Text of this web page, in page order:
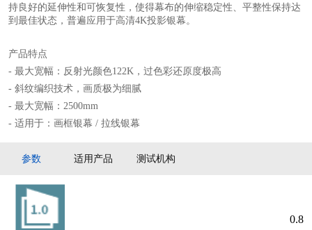
持良好的延伸性和可恢复性，使得幕布的伸缩稳定性、平整性保持达
到最佳状态，普遍应用于高清4K投影银幕。
产品特点
- 最大宽幅：反射光颜色122K，过色彩还原度极高
- 斜纹编织技术，画质极为细腻
- 最大宽幅：2500mm
- 适用于：画框银幕 / 拉线银幕
参数 适用产品 测试机构
0.8